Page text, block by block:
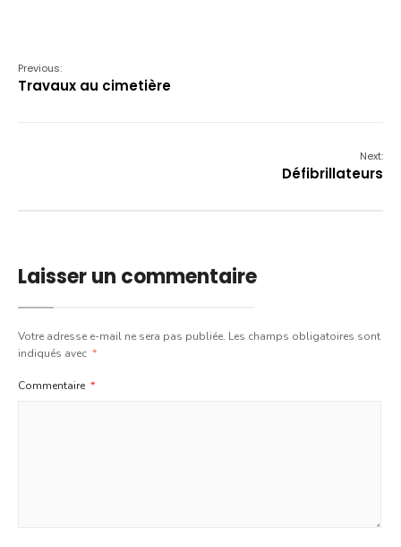
Previous:
Travaux au cimetière
Next:
Défibrillateurs
Laisser un commentaire
Votre adresse e-mail ne sera pas publiée. Les champs obligatoires sont
indiqués avec *
Commentaire *